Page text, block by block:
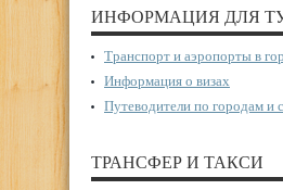
ИНФОРМАЦИЯ ДЛЯ
Транспорт и аэропорты в
Информация о визах
Путеводители по городам и
ТРАНСФЕР И ТАКСИ